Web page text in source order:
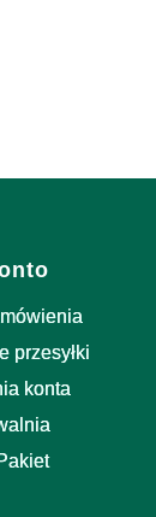
przesyłki
konta